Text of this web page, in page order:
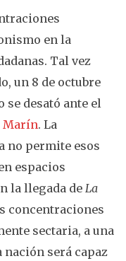
en la
Tal vez
un 8 de octubre
se desató ante el
Marín. La
no permite esos
espacios
la llegada de La
concentraciones
sectaria, a una
nación será capaz